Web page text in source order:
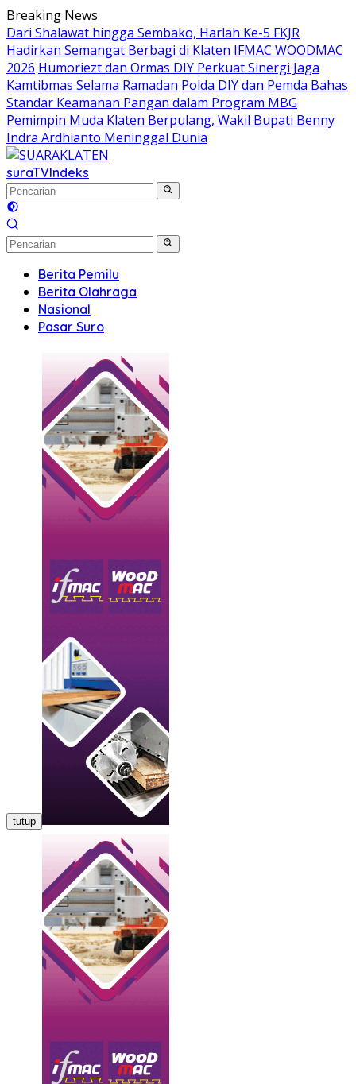
Langsung
ke
konten
Breaking News
Dari Shalawat hingga Sembako, Harlah Ke-5 FKJR
Hadirkan Semangat Berbagi di Klaten IFMAC WOODMAC
2026 Humoriezt dan Ormas DIY Perkuat Sinergi Jaga
Kamtibmas Selama Ramadan Polda DIY dan Pemda Bahas
Standar Keamanan Pangan dalam Program MBG
Pemimpin Muda Klaten Berpulang, Wakil Bupati Benny
Indra Ardhianto Meninggal Dunia
suraTVIndeks
Berita Pemilu
Berita Olahraga
Nasional
Pasar Suro
tutup